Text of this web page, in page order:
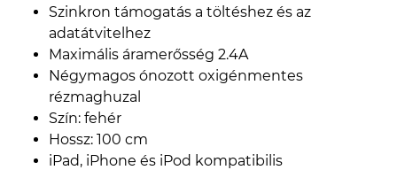
Szinkron támogatás a töltéshez és az
adatátvitelhez
Maximális áramerősség 2.4A
Négymagos ónozott oxigénmentes
rézmaghuzal
Szín: fehér
Hossz: 100 cm
iPad, iPhone és iPod kompatibilis